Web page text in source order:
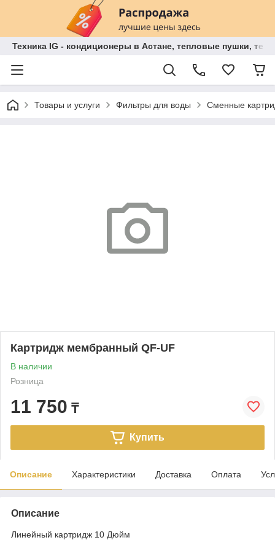
Техника IG - кондиционеры в Астане, тепловые пушки,
Товары и услуги Фильтры для воды Сменные
Картридж мембранный QF-UF
В наличии
Розница
11 750 ₸
Купить
Описание Характеристики Доставка Оплата
Описание
Линейный картридж 10 Дюйм